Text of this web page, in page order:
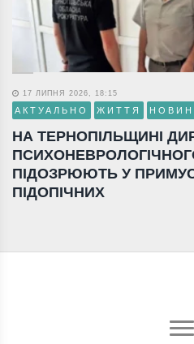
17 ЛИПНЯ 2026, 18:15
АКТУАЛЬНО ЖИТТЯ
НА ТЕРНОПІЛЬЩИНІ
ПІДОЗРЮЮТЬ У
ПІДОПІЧНИХ